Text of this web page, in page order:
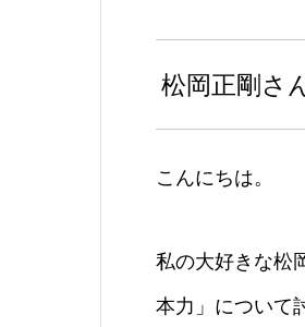
松岡正剛さ
こんにちは。
私の大好きな松
本力」について